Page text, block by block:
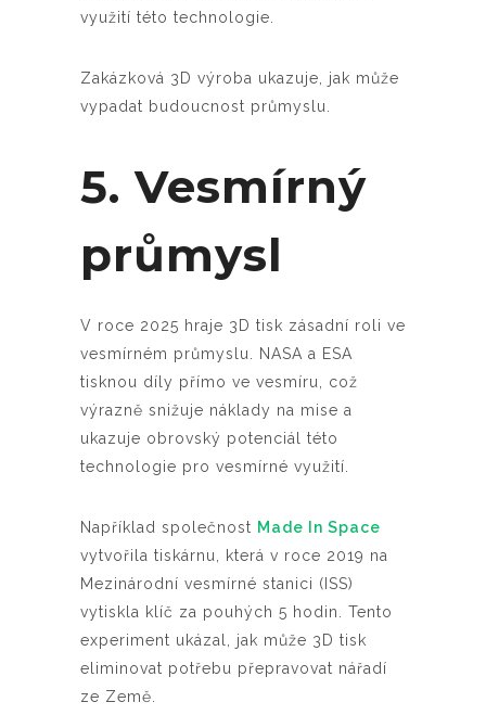
využití této technologie.
Zakázková 3D výroba ukazuje, jak může
vypadat budoucnost průmyslu.
5. Vesmírný
průmysl
V roce 2025 hraje 3D tisk zásadní roli ve
vesmírném průmyslu. NASA a ESA
tisknou díly přímo ve vesmíru, což
výrazně snižuje náklady na mise a
ukazuje obrovský potenciál této
technologie pro vesmírné využití.
Například společnost Made In Space
vytvořila tiskárnu, která v roce 2019 na
Mezinárodní vesmírné stanici (ISS)
vytiskla klíč za pouhých 5 hodin. Tento
experiment ukázal, jak může 3D tisk
eliminovat potřebu přepravovat nářadí
ze Země.